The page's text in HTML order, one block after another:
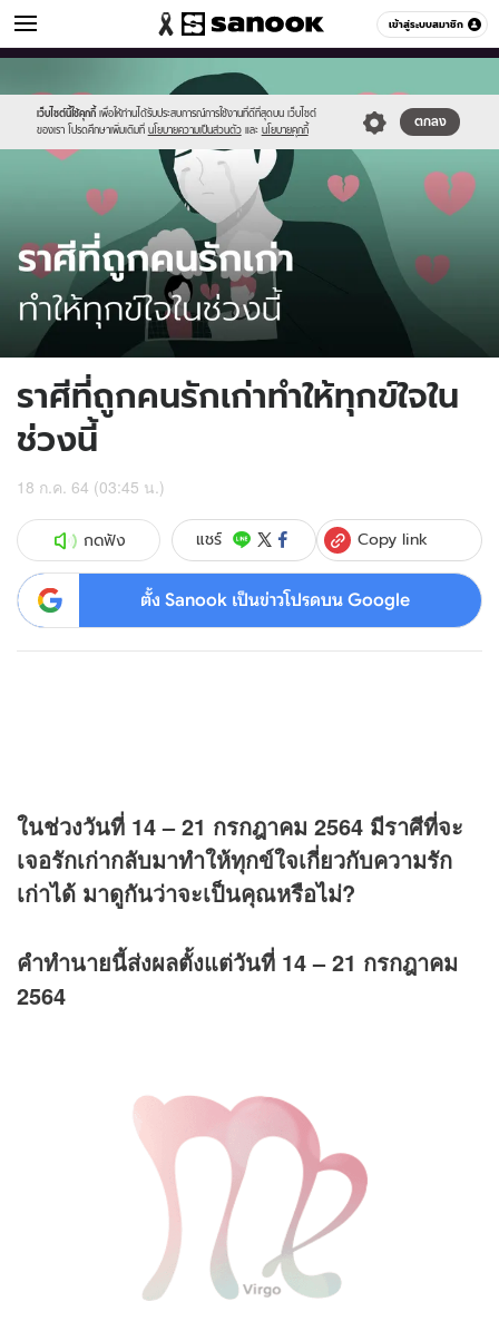
เข้าสู่ระบบสมาชิก
ดูดวง หมวดอื่นๆ
เว็บไซต์นี้ใช้คุกกี้ เพื่อให้ท่านได้รับประสบการณ์การใช้งานที่ดีที่สุดบน เว็บไซต์
ของเรา โปรดศึกษาเพิ่มเติมที่ นโยบายความเป็นส่วนตัว และ นโยบายคุกกี้
ตกลง
//s.isanook.com/sr/0/images/logo-
new-
sanook.png
//s.isanook.com/ho/0/ud/42/210561/499959.jpg
ราศีที่ถูกคนรักเก่าทำให้ทุกข์ใจใน
ช่วงนี้
18 ก.ค. 64 (03:45 น.)
กดฟัง แชร์ Copy link
ตั้ง Sanook เป็นข่าวโปรดบน Google
ในช่วงวันที่ 14 – 21 กรกฎาคม 2564 มีราศีที่จะ
เจอรักเก่ากลับมาทำให้ทุกข์ใจเกี่ยวกับความรัก
เก่าได้ มาดูกันว่าจะเป็นคุณหรือไม่?
คำทำนายนี้ส่งผลตั้งแต่วันที่ 14 – 21 กรกฎาคม
2564